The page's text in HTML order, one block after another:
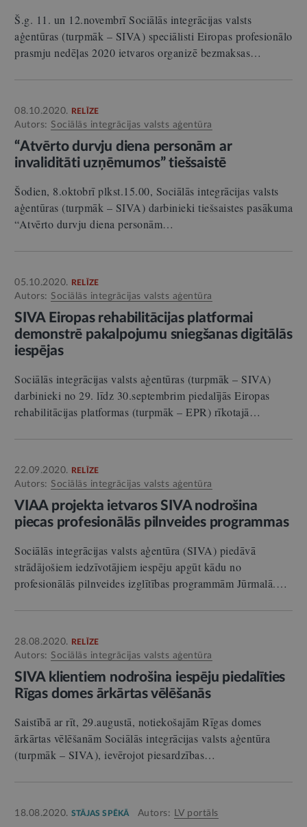
Š.g. 11. un 12.novembrī Sociālās integrācijas valsts
aģentūras (turpmāk – SIVA) speciālisti Eiropas profesionālo
prasmju nedēļas 2020 ietvaros organizē bezmaksas…
08.10.2020. RELĪZE
Autors: Sociālās integrācijas valsts aģentūra
“Atvērto durvju diena personām ar
invaliditāti uzņēmumos” tiešsaistē
Šodien, 8.oktobrī plkst.15.00, Sociālās integrācijas valsts
aģentūras (turpmāk – SIVA) darbinieki tiešsaistes pasākuma
“Atvērto durvju diena personām…
05.10.2020. RELĪZE
Autors: Sociālās integrācijas valsts aģentūra
SIVA Eiropas rehabilitācijas platformai
demonstrē pakalpojumu sniegšanas digitālās
iespējas
Sociālās integrācijas valsts aģentūras (turpmāk – SIVA)
darbinieki no 29. līdz 30.septembrim piedalījās Eiropas
rehabilitācijas platformas (turpmāk – EPR) rīkotajā…
22.09.2020. RELĪZE
Autors: Sociālās integrācijas valsts aģentūra
VIAA projekta ietvaros SIVA nodrošina
piecas profesionālās pilnveides programmas
Sociālās integrācijas valsts aģentūra (SIVA) piedāvā
strādājošiem iedzīvotājiem iespēju apgūt kādu no
profesionālās pilnveides izglītības programmām Jūrmalā.…
28.08.2020. RELĪZE
Autors: Sociālās integrācijas valsts aģentūra
SIVA klientiem nodrošina iespēju piedalīties
Rīgas domes ārkārtas vēlēšanās
Saistībā ar rīt, 29.augustā, notiekošajām Rīgas domes
ārkārtas vēlēšanām Sociālās integrācijas valsts aģentūra
(turpmāk – SIVA), ievērojot piesardzības…
18.08.2020. STĀJAS SPĒKĀ Autors: LV portāls